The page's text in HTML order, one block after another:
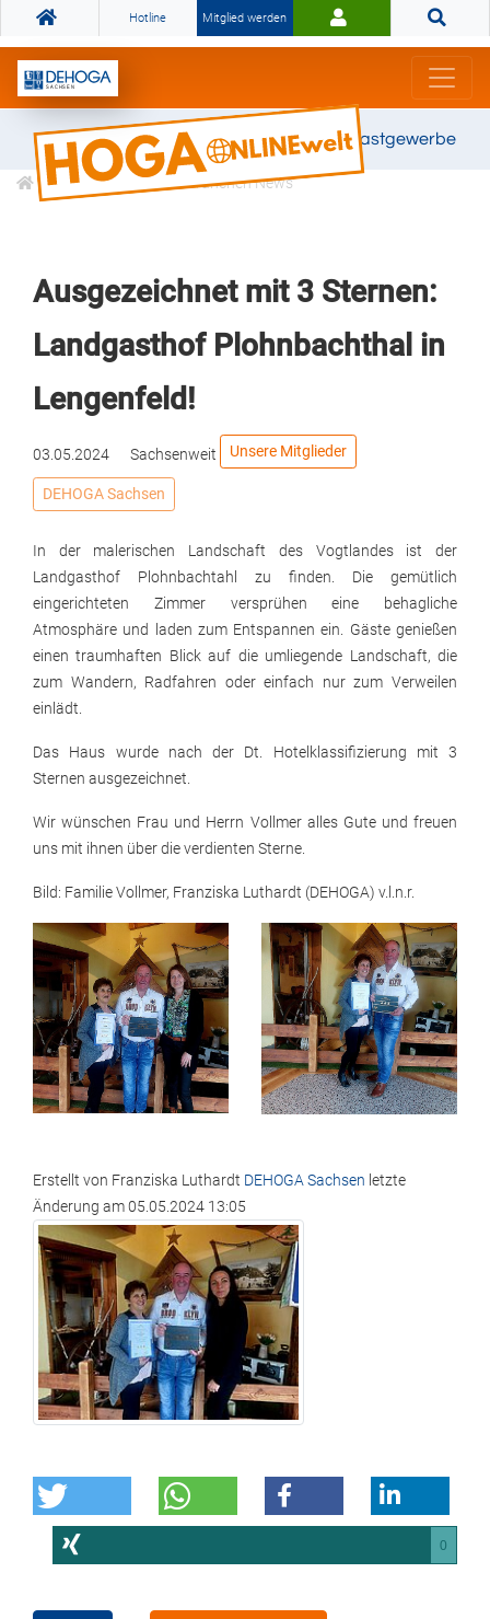
Hotline Mitglied werden
Gemeinsam stark für das Gastgewerbe
Informationen Branchen News
Ausgezeichnet mit 3 Sternen:
Landgasthof Plohnbachthal in
Lengenfeld!
03.05.2024 Sachsenweit Unsere Mitglieder
DEHOGA Sachsen
In der malerischen Landschaft des Vogtlandes ist der
Landgasthof Plohnbachtahl zu finden. Die gemütlich
eingerichteten Zimmer versprühen eine behagliche
Atmosphäre und laden zum Entspannen ein. Gäste genießen
einen traumhaften Blick auf die umliegende Landschaft, die
zum Wandern, Radfahren oder einfach nur zum Verweilen
einlädt.
Das Haus wurde nach der Dt. Hotelklassifizierung mit 3
Sternen ausgezeichnet.
Wir wünschen Frau und Herrn Vollmer alles Gute und freuen
uns mit ihnen über die verdienten Sterne.
Bild: Familie Vollmer, Franziska Luthardt (DEHOGA) v.l.n.r.
Erstellt von Franziska Luthardt DEHOGA Sachsen letzte
Änderung am05.05.2024 13:05
0